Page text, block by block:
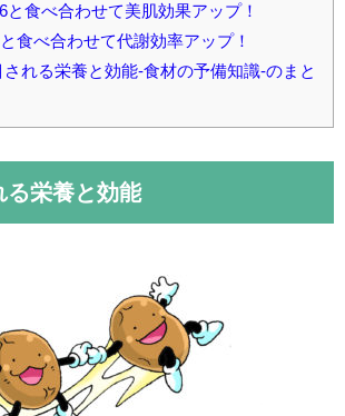
と食べ合わせて美肌効果アップ！
食べ合わせて代謝効率アップ！
れる栄養と効能-食材の予備知識-のまと
る栄養と効能